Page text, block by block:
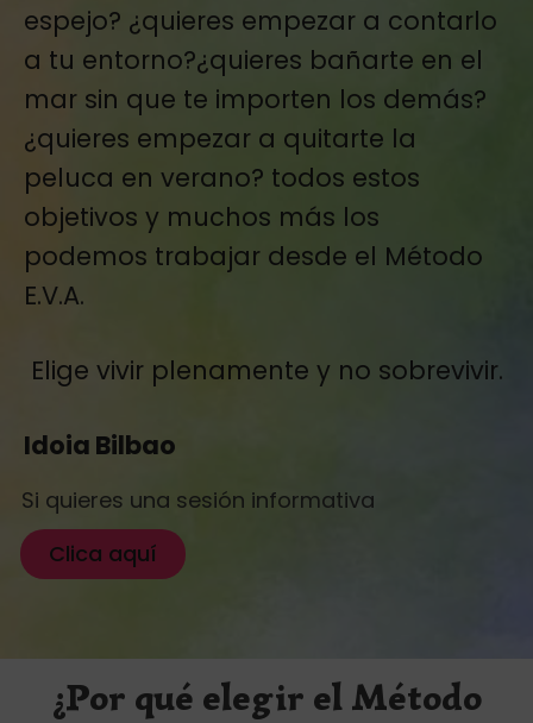
espejo? ¿quieres empezar a contarlo
a tu entorno?¿quieres bañarte en el
mar sin que te importen los demás?
¿quieres empezar a quitarte la
peluca en verano? todos estos
objetivos y muchos más los
podemos trabajar desde el Método
E.V.A.
Elige vivir plenamente y no sobrevivir.
Idoia Bilbao
Si quieres una sesión informativa
Clica aquí
¿Por qué elegir el Método